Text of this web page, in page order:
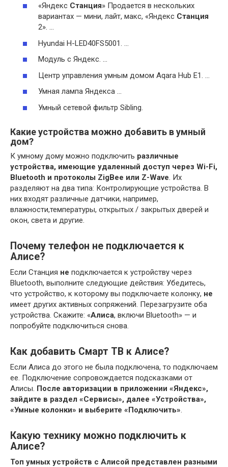
«Яндекс Станция» Продается в нескольких
вариантах — мини, лайт, макс, «Яндекс Станция
2». …
Hyundai H-LED40FS5001. …
Модуль с Яндекс. …
Центр управления умным домом Aqara Hub E1. …
Умная лампа Яндекса …
Умный сетевой фильтр Sibling.
Какие устройства можно добавить в умный
дом?
К умному дому можно подключить различные
устройства, имеющие удаленный доступ через Wi-Fi,
Bluetooth и протоколы ZigBee или Z-Wave. Их
разделяют на два типа: Контролирующие устройства. В
них входят различные датчики, например,
влажности,температуры, открытых / закрытых дверей и
окон, света и другие.
Почему телефон не подключается к
Алисе?
Если Станция не подключается к устройству через
Bluetooth, выполните следующие действия: Убедитесь,
что устройство, к которому вы подключаете колонку, не
имеет других активных сопряжений. Перезагрузите оба
устройства. Скажите: «Алиса, включи Bluetooth» — и
попробуйте подключиться снова.
Как добавить Смарт ТВ к Алисе?
Если Алиса до этого не была подключена, то подключаем
ее. Подключение сопровождается подсказками от
Алисы. После авторизации в приложении «Яндекс»,
зайдите в раздел «Сервисы», далее «Устройства»,
«Умные колонки» и выберите «Подключить».
Какую технику можно подключить к
Алисе?
Топ умных устройств с Алисой представлен разными